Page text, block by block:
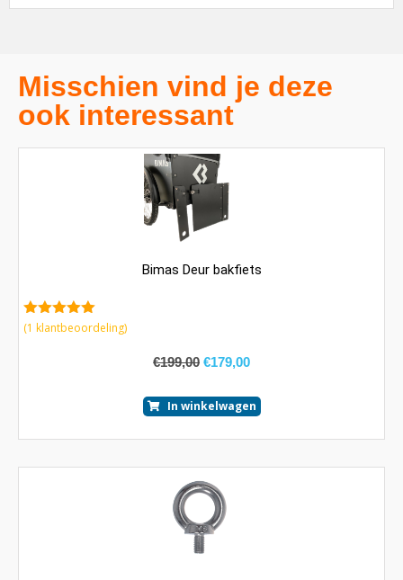
Misschien vind je deze
ook interessant
Bimas Deur bakfiets
5.00van 5
(1 klantbeoordeling)
€199,00 €179,00
In winkelwagen